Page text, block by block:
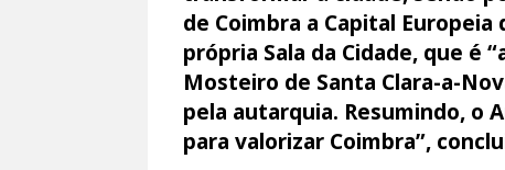
de Coimbra a Capital
própria Sala da Cidade, que é
Mosteiro de Santa Clara-a-
pela autarquia. Resumindo, o
para valorizar Coimbra”,